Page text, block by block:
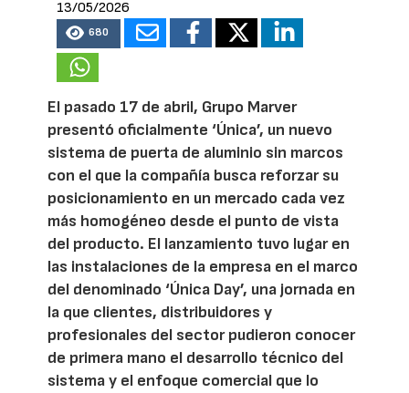
13/05/2026
680
El pasado 17 de abril, Grupo Marver
presentó oficialmente ‘Única’, un nuevo
sistema de puerta de aluminio sin marcos
con el que la compañía busca reforzar su
posicionamiento en un mercado cada vez
más homogéneo desde el punto de vista
del producto. El lanzamiento tuvo lugar en
las instalaciones de la empresa en el marco
del denominado ‘Única Day’, una jornada en
la que clientes, distribuidores y
profesionales del sector pudieron conocer
de primera mano el desarrollo técnico del
sistema y el enfoque comercial que lo